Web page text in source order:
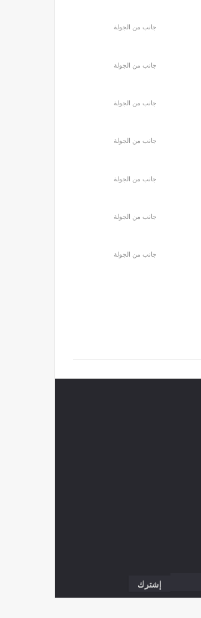
جانب من الجولة
جانب من الجولة
جانب من الجولة
جانب من الجولة
جانب من الجولة
جانب من الجولة
جانب من الجولة